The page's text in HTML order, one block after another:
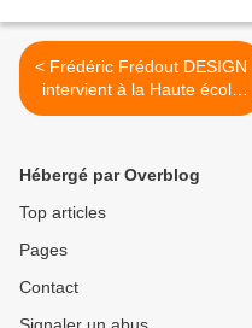
< Frédéric Frédout DESIGN
intervient à la Haute école
des arts du Rhin Mulhouse
«Nature/Ville — pour une
considération des autres
Hébergé par Overblog
Top articles
Pages
Contact